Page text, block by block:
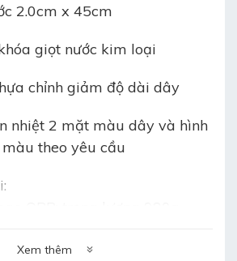
2.0cm x 45cm
giọt nước kim loại
chỉnh giảm độ dài dây
nhiệt 2 mặt màu dây và hình
theo yêu cầu
1 thùng: 20.6kg
Xem thêm